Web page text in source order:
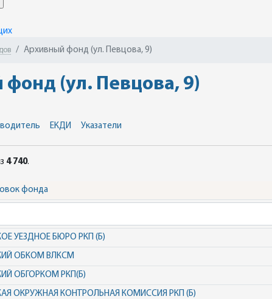
Архивный фонд (ул. Певцова, 9)
(ул. Певцова, 9)
ЕКДИ Указатели
4 740.
фонда
УЕЗДНОЕ БЮРО РКП (Б)
ОБКОМ ВЛКСМ
ОБГОРКОМ РКП(Б)
ОКРУЖНАЯ КОНТРОЛЬНАЯ КОМИССИЯ РКП (Б)